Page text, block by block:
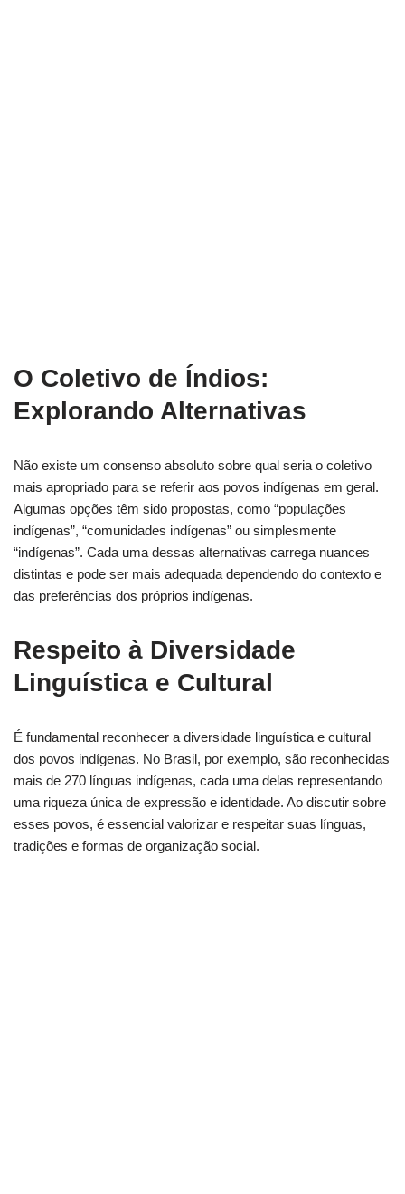
O Coletivo de Índios:
Explorando Alternativas
Não existe um consenso absoluto sobre qual seria o coletivo
mais apropriado para se referir aos povos indígenas em geral.
Algumas opções têm sido propostas, como “populações
indígenas”, “comunidades indígenas” ou simplesmente
“indígenas”. Cada uma dessas alternativas carrega nuances
distintas e pode ser mais adequada dependendo do contexto e
das preferências dos próprios indígenas.
Respeito à Diversidade
Linguística e Cultural
É fundamental reconhecer a diversidade linguística e cultural
dos povos indígenas. No Brasil, por exemplo, são reconhecidas
mais de 270 línguas indígenas, cada uma delas representando
uma riqueza única de expressão e identidade. Ao discutir sobre
esses povos, é essencial valorizar e respeitar suas línguas,
tradições e formas de organização social.